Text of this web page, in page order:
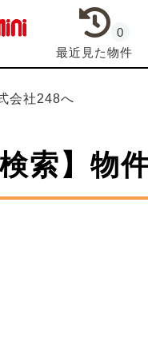
最近見た物件
0
会社248へ
検索】物